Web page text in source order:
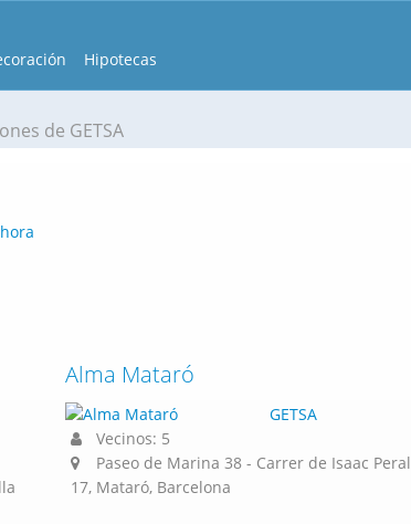
Hipotecas
de GETSA
Alma Mataró
GETSA
Vecinos: 5
Paseo de Marina 38 - Carrer de Isaac Peral
17, Mataró, Barcelona